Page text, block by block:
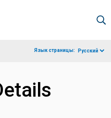
Язык страницы: Русский